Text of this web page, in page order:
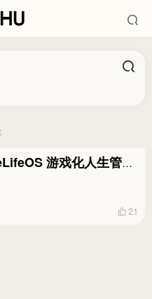
从NPC到头号玩家：GameLifeOS 游戏化人生管理系统Notion模板全指南
21